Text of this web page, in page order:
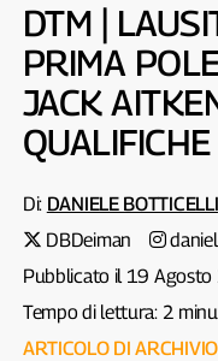
DTM |
PRIMA
JACK
Di: DANIELE BOTTICELLI
DBDeiman
Pubblicato il 19
Tempo di lettura: 2
ARTICOLO DI ARCHIVIO